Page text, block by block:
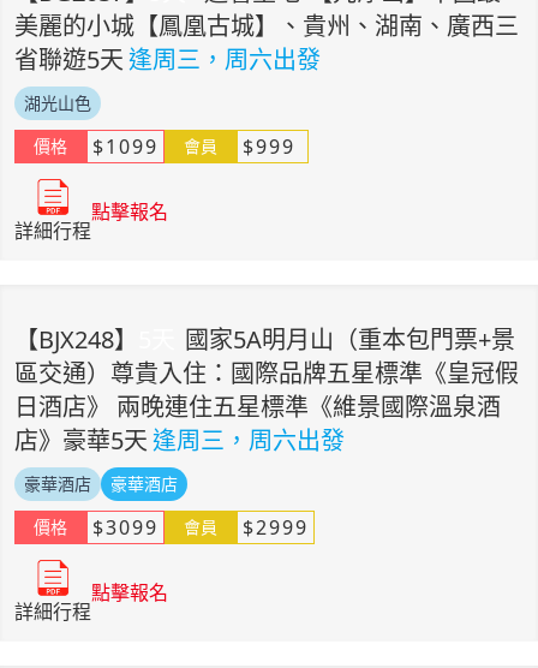
美麗的小城【鳳凰古城】、貴州、湖南、廣西三
省聯遊5天逢周三，周六出發
湖光山色
價格
$1099 會員 $999
詳細行程
點擊報名
【BJX248】
國家5A明月山（重本包門票+景
區交通）尊貴入住：國際品牌五星標準《皇冠假
日酒店》 兩晚連住五星標準《維景國際溫泉酒
店》豪華5天逢周三，周六出發
豪華酒店
豪華酒店
價格
$3099 會員 $2999
詳細行程
點擊報名